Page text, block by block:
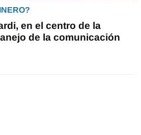
en el centro de la
de la comunicación